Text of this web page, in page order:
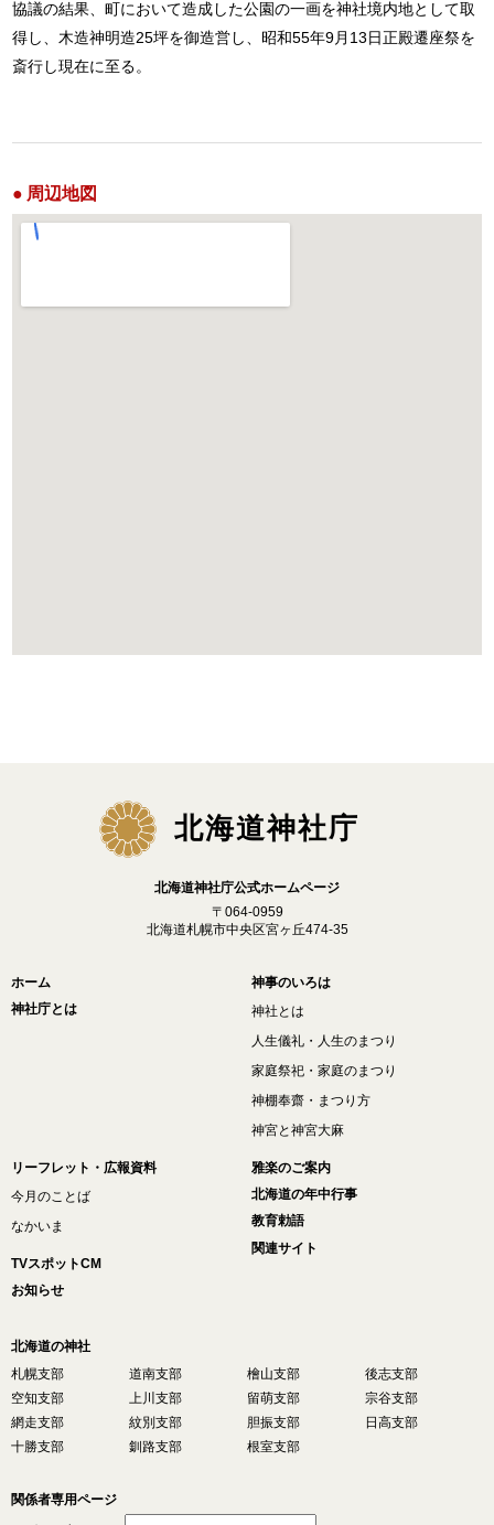
協議の結果、町において造成した公園の一画を神社境内地として取
得し、木造神明造25坪を御造営し、昭和55年9月13日正殿遷座祭を
斎行し現在に至る。
周辺地図
北海道神社庁
北海道神社庁公式ホームページ
〒064-0959
北海道札幌市中央区宮ヶ丘474-35
ホーム
神社庁とは
神事のいろは
神社とは
人生儀礼・人生のまつり
家庭祭祀・家庭のまつり
神棚奉齋・まつり方
神宮と神宮大麻
リーフレット・広報資料
今月のことば
なかいま
TVスポットCM
雅楽のご案内
北海道の年中行事
教育勅語
関連サイト
お知らせ
北海道の神社
札幌支部
道南支部 檜山支部
後志支部
空知支部
上川支部 留萌支部
宗谷支部
網走支部
紋別支部 胆振支部
日高支部
十勝支部
釧路支部 根室支部
関係者専用ページ